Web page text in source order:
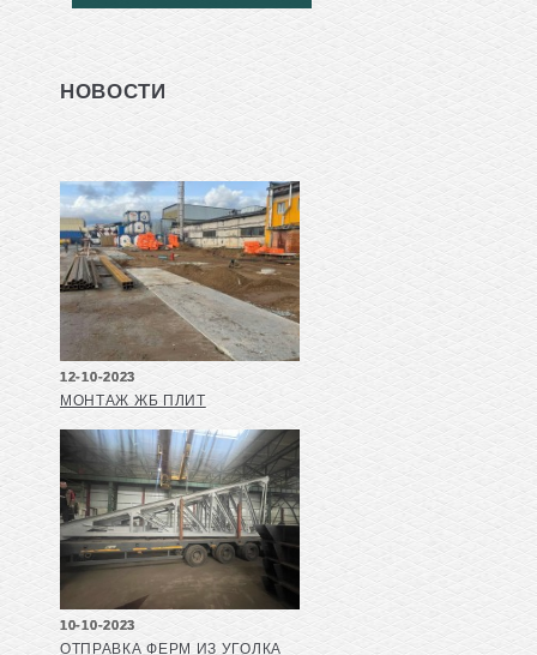
НОВОСТИ
12-10-2023
МОНТАЖ ЖБ ПЛИТ
10-10-2023
ОТПРАВКА ФЕРМ ИЗ УГОЛКА